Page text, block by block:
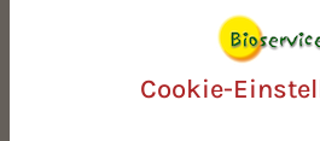
Cookie-